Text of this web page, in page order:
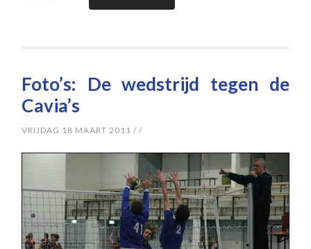
Foto’s: De wedstrijd tegen de
Cavia’s
VRIJDAG 18 MAART 2011 //